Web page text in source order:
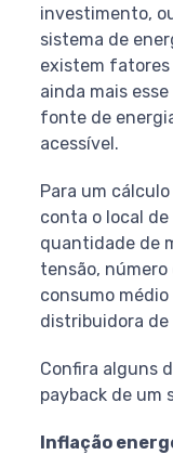
investimento,
sistema de
existem
ainda mais
fonte de
acessível.
Para um
conta o local
quantidade de
tensão,
consumo
distribuidora de
Confira alguns
payback de um
Inflação